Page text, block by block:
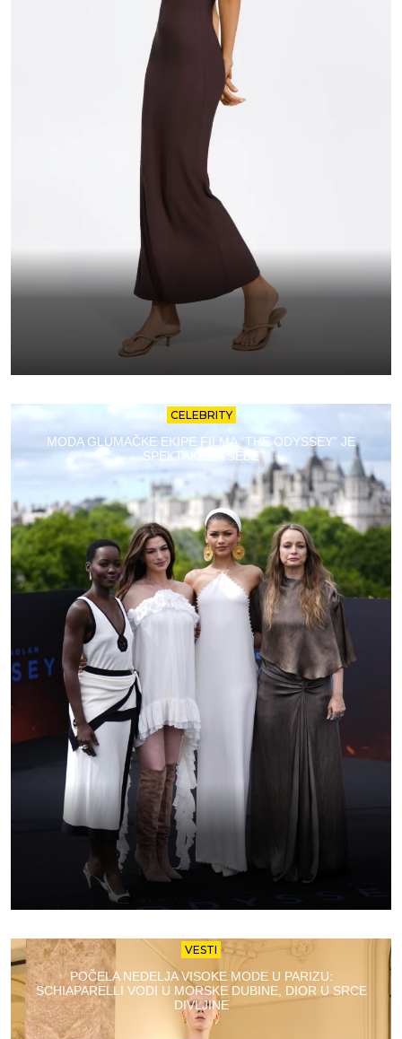
CELEBRITY
MODA GLUMAČKE EKIPE FILMA “THE ODYSSEY” JE
SPEKTAKL ZA SEBE
VESTI
POČELA NEDELJA VISOKE MODE U PARIZU:
SCHIAPARELLI VODI U MORSKE DUBINE, DIOR U SRCE
DIVLJINE